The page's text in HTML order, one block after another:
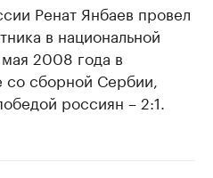
Ренат Янбаев провел
в национальной
2008 года в
сборной Сербии,
россиян – 2:1.